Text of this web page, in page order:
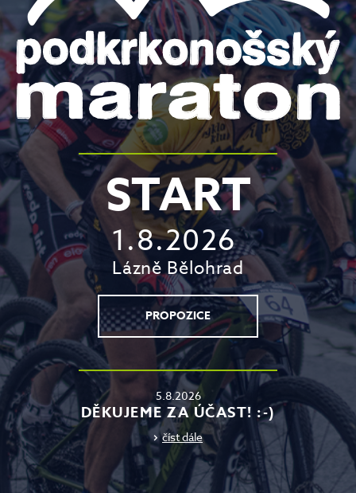
START
1.8.2026
Lázně Bělohrad
PROPOZICE
5.8.2026
DĚKUJEME ZA ÚČAST! :-)
číst dále